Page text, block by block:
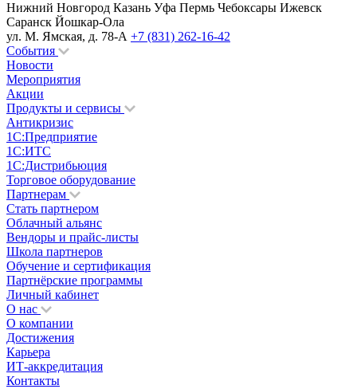
Нижний Новгород Казань Уфа Пермь Чебоксары Ижевск
Саранск Йошкар-Ола
ул. М. Ямская, д. 78-А +7 (831) 262-16-42
События
Новости
Мероприятия
Акции
Продукты и сервисы
Антикризис
1С:Предприятие
1С:ИТС
1С:Дистрибьюция
Торговое оборудование
Партнерам
Стать партнером
Облачный альянс
Вендоры и прайс-листы
Школа партнеров
Обучение и сертификация
Партнёрские программы
Личный кабинет
О нас
О компании
Достижения
Карьера
ИТ-аккредитация
Контакты